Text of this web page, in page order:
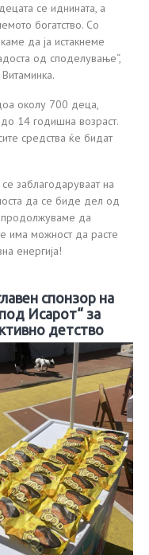
се иднината, а
богатство. Со
да ја истакнеме
од споделување“,
околу 700 деца,
14 годишна возраст.
средства ќе бидат
заблагодаруваат на
да се биде дел од
продолжуваме да
има можност да расте
енергија!
спонзор на
Исарот“ за
детство